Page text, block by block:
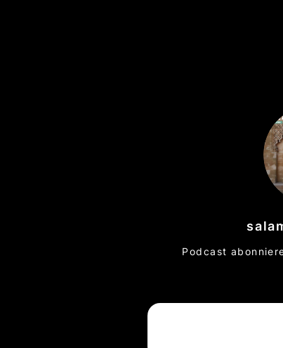
Podcast